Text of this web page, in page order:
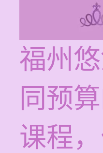
福州
同预
课程